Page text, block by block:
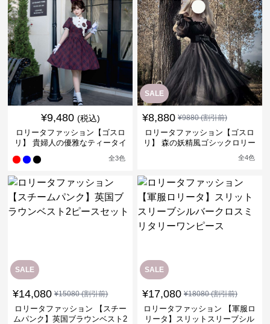
¥9,480 (税込)
ロリータファッション【ゴスロ
リ】 貴婦人の優雅なティータイ
全3色
SALE
¥8,880 ¥9880(割引前)
ロリータファッション【ゴスロ
リ】 森の妖精風ゴシックロリー
全4色
SALE
¥14,080 ¥15080(割引前)
ロリータファッション 【スチー
ムパンク】英国ブラウンベスト2
SALE
¥17,080 ¥18080(割引前)
ロリータファッション 【軍服ロ
リータ】スリットスリーブシル